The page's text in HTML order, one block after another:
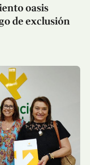
oasis
de exclusión